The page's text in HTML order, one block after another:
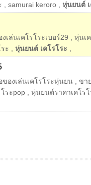
samurai keroro หุ่นยนต์
เล่นเคโรโระเบอร์29
หุ่นเ
ะ หุ่นยนต์ เคโรโระ
ของเล่นเคโรโระหุ่นยน
ขา
ระpop
หุ่นยนต์ราคาเคโรโ